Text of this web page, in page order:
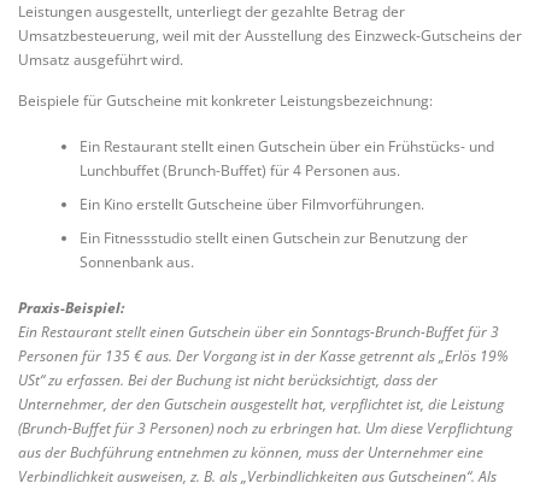
Leistungen ausgestellt, unterliegt der gezahlte Betrag der
Umsatzbesteuerung, weil mit der Ausstellung des Einzweck-Gutscheins der
Umsatz ausgeführt wird.
Beispiele für Gutscheine mit konkreter Leistungsbezeichnung:
Ein Restaurant stellt einen Gutschein über ein Frühstücks- und
Lunchbuffet (Brunch-Buffet) für 4 Personen aus.
Ein Kino erstellt Gutscheine über Filmvorführungen.
Ein Fitnessstudio stellt einen Gutschein zur Benutzung der
Sonnenbank aus.
Praxis-Beispiel:
Ein Restaurant stellt einen Gutschein über ein Sonntags-Brunch-Buffet für 3
Personen für 135 € aus. Der Vorgang ist in der Kasse getrennt als „Erlös 19%
USt“ zu erfassen. Bei der Buchung ist nicht berücksichtigt, dass der
Unternehmer, der den Gutschein ausgestellt hat, verpflichtet ist, die Leistung
(Brunch-Buffet für 3 Personen) noch zu erbringen hat. Um diese Verpflichtung
aus der Buchführung entnehmen zu können, muss der Unternehmer eine
Verbindlichkeit ausweisen, z. B. als „Verbindlichkeiten aus Gutscheinen“. Als